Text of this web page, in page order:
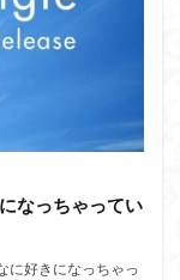
なっちゃってい
に好きになっちゃっ